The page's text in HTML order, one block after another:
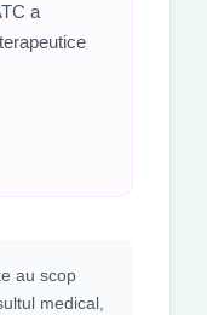
a
au scop
medical,